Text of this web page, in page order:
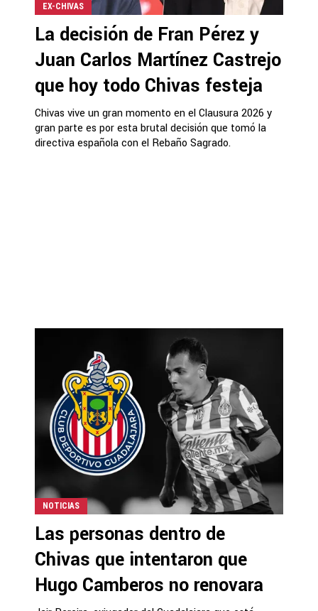
EX-CHIVAS
La decisión de Fran Pérez y
Juan Carlos Martínez Castrejo
que hoy todo Chivas festeja
Chivas vive un gran momento en el Clausura 2026 y
gran parte es por esta brutal decisión que tomó la
directiva española con el Rebaño Sagrado.
NOTICIAS
Las personas dentro de
Chivas que intentaron que
Hugo Camberos no renovara